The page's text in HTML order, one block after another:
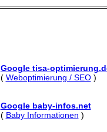
Google tisa-
( Weboptimierung / SEO)
Google baby-infos.net
( Baby Informationen )